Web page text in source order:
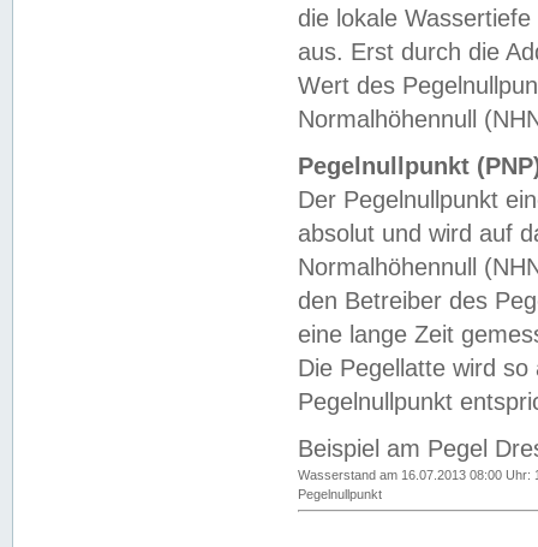
die lokale
aus. Erst durch die
Wert des
Normalhöhennull
Pegelnullpunkt
Der Pegelnullpunkt
absolut und wird auf
Normalhöhennull
den Betreiber des
eine lange Zeit
Die Pegellatte wird
Pegelnullpunkt
Beispiel am Pegel
Wasserstand am 16.07.2013 08:00 Uhr:
Pegelnullpunkt